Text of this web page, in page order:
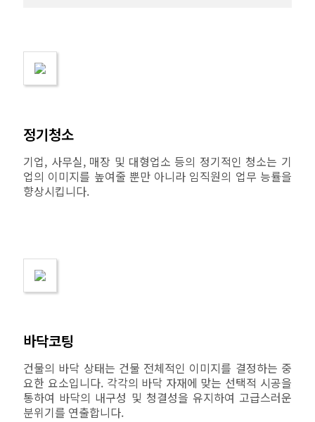
정기청소
기업, 사무실, 매장 및 대형업소 등의 정기적인 청소는 기
업의 이미지를 높여줄 뿐만 아니라 임직원의 업무 능률을
향상시킵니다.
바닥코팅
건물의 바닥 상태는 건물 전체적인 이미지를 결정하는 중
요한 요소입니다. 각각의 바닥 자재에 맞는 선택적 시공을
통하여 바닥의 내구성 및 청결성을 유지하여 고급스러운
분위기를 연출합니다.